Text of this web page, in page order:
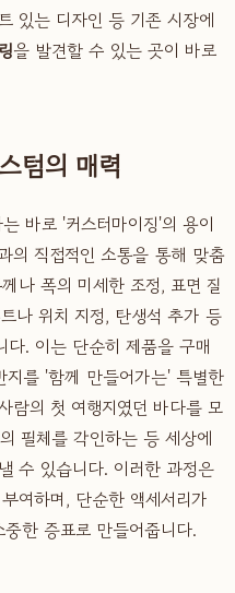
있는 디자인 등 기존 시장에
을 발견할 수 있는 곳이 바로
텀의 매력
바로 '커스터마이징'의 용이
의 직접적인 소통을 통해 맞춤
나 폭의 미세한 조정, 표면 질
나 위치 지정, 탄생석 추가 등
다. 이는 단순히 제품을 구매
를 '함께 만들어가는' 특별한
람의 첫 여행지였던 바다를 모
필체를 각인하는 등 세상에
수 있습니다. 이러한 과정은
여하며, 단순한 액세서리가
한 증표로 만들어줍니다.